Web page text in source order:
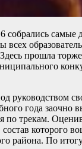
самые
всех
прошла
руководством
года заочно
по трекам.
которого
района. По